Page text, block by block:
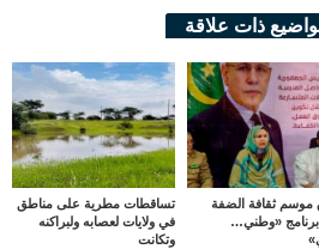
ذات علاقة
موسم ثقافة الضفة
«وطني…
تساقطات مطرية على مناطق
في ولايات لعصابه ولبراكنه
وتكانت